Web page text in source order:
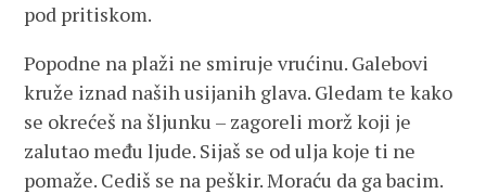
pod pritiskom.
Popodne na plaži ne smiruje vrućinu. Galebovi
kruže iznad naših usijanih glava. Gledam te kako
se okrećeš na šljunku – zagoreli morž koji je
zalutao među ljude. Sijaš se od ulja koje ti ne
pomaže. Cediš se na peškir. Moraću da ga bacim.